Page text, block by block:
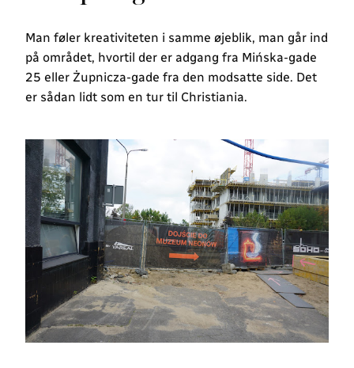
Man føler kreativiteten i samme øjeblik, man går ind
på området, hvortil der er adgang fra Mińska-gade
25 eller Żupnicza-gade fra den modsatte side. Det
er sådan lidt som en tur til Christiania.